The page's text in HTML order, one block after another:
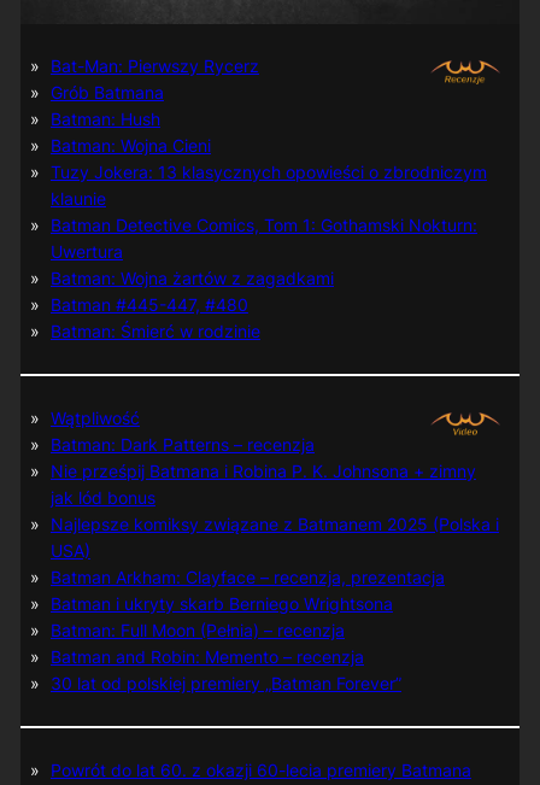
Bat-Man: Pierwszy Rycerz
Grób Batmana
Batman: Hush
Batman: Wojna Cieni
Tuzy Jokera: 13 klasycznych opowieści o zbrodniczym
klaunie
Batman Detective Comics, Tom 1: Gothamski Nokturn:
Uwertura
Batman: Wojna żartów z zagadkami
Batman #445-447, #480
Batman: Śmierć w rodzinie
Wątpliwość
Batman: Dark Patterns – recenzja
Nie prześpij Batmana i Robina P. K. Johnsona + zimny
jak lód bonus
Najlepsze komiksy związane z Batmanem 2025 (Polska i
USA)
Batman Arkham: Clayface – recenzja, prezentacja
Batman i ukryty skarb Berniego Wrightsona
Batman: Full Moon (Pełnia) – recenzja
Batman and Robin: Memento – recenzja
30 lat od polskiej premiery „Batman Forever”
Powrót do lat 60. z okazji 60-lecia premiery Batmana